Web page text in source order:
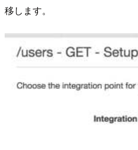
移します。